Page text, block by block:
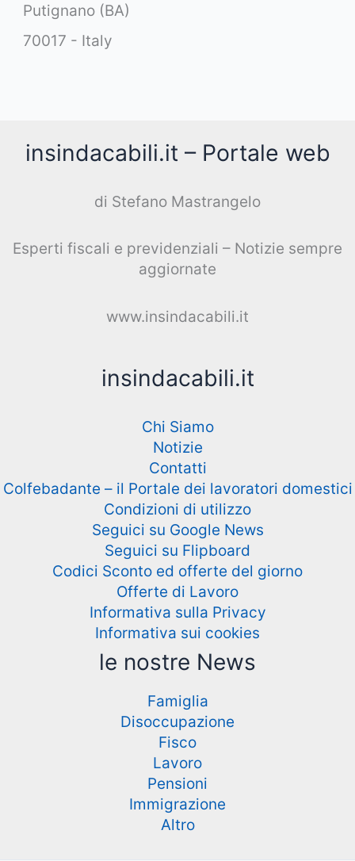
Putignano (BA)
70017 - Italy
insindacabili.it – Portale web
di Stefano Mastrangelo
Esperti fiscali e previdenziali – Notizie sempre
aggiornate
www.insindacabili.it
insindacabili.it
Chi Siamo
Notizie
Contatti
Colfebadante – il Portale dei lavoratori domestici
Condizioni di utilizzo
Seguici su Google News
Seguici su Flipboard
Codici Sconto ed offerte del giorno
Offerte di Lavoro
Informativa sulla Privacy
Informativa sui cookies
le nostre News
Famiglia
Disoccupazione
Fisco
Lavoro
Pensioni
Immigrazione
Altro